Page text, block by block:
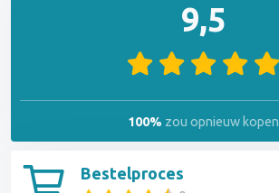
Bestelproces
9,5
100% zou opnieuw kopen